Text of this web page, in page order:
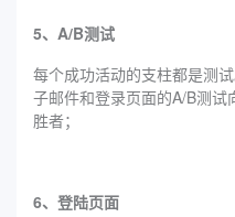
5、A/B测试
每个成功活动的支柱都是测
子邮件和登录页面的A/B测
胜者；
6、登陆页面